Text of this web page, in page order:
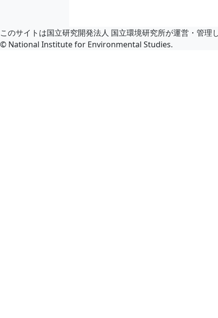
このサイトは国立研究開発法人 国立環境研究所が運営・管理
© National Institute for Environmental Studies.